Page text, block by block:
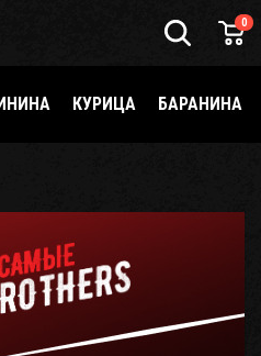
0
КУРИЦА БАРАНИНА